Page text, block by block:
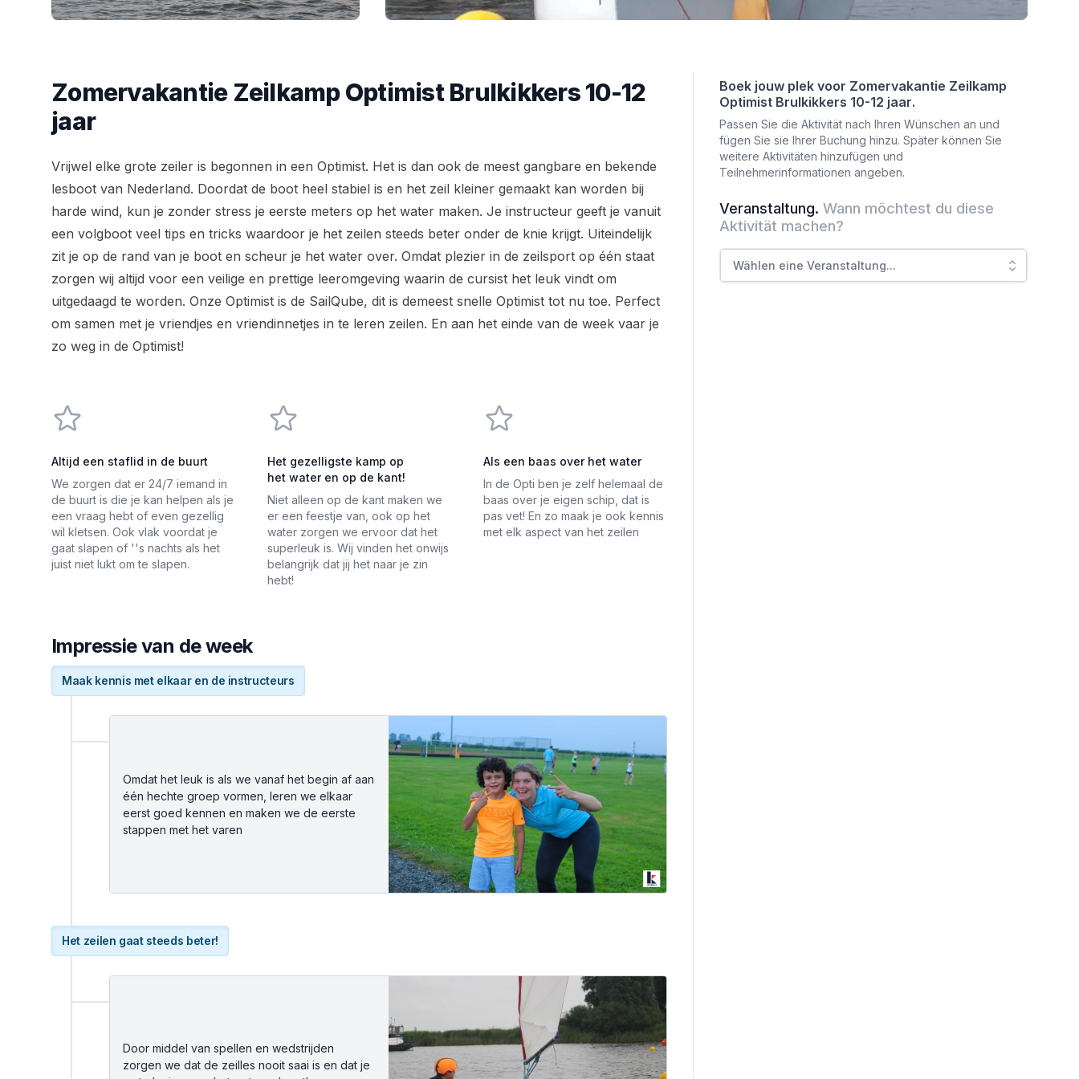
Zomervakantie Zeilkamp Optimist Brulkikkers 10-12
jaar
Boek jouw plek voor Zomervakantie Zeilkamp
Optimist Brulkikkers 10-12 jaar.
Passen Sie die Aktivität nach Ihren Wünschen an und
fügen Sie sie Ihrer Buchung hinzu. Später können Sie
weitere Aktivitäten hinzufügen und
Teilnehmerinformationen angeben.
Veranstaltung. Wann möchtest du diese
Aktivität machen?
Wählen eine Veranstaltung...
Vrijwel elke grote zeiler is begonnen in een Optimist. Het is dan ook de meest gangbare en bekende
lesboot van Nederland. Doordat de boot heel stabiel is en het zeil kleiner gemaakt kan worden bij
harde wind, kun je zonder stress je eerste meters op het water maken. Je instructeur geeft je vanuit
een volgboot veel tips en tricks waardoor je het zeilen steeds beter onder de knie krijgt. Uiteindelijk
zit je op de rand van je boot en scheur je het water over. Omdat plezier in de zeilsport op één staat
zorgen wij altijd voor een veilige en prettige leeromgeving waarin de cursist het leuk vindt om
uitgedaagd te worden. Onze Optimist is de SailQube, dit is demeest snelle Optimist tot nu toe. Perfect
om samen met je vriendjes en vriendinnetjes in te leren zeilen. En aan het einde van de week vaar je
zo weg in de Optimist!
Altijd een staflid in de buurt
We zorgen dat er 24/7 iemand in
de buurt is die je kan helpen als je
een vraag hebt of even gezellig
wil kletsen. Ook vlak voordat je
gaat slapen of ''s nachts als het
juist niet lukt om te slapen.
Het gezelligste kamp op
het water en op de kant!
Niet alleen op de kant maken we
er een feestje van, ook op het
water zorgen we ervoor dat het
superleuk is. Wij vinden het onwijs
belangrijk dat jij het naar je zin
hebt!
Als een baas over het water
In de Opti ben je zelf helemaal de
baas over je eigen schip, dat is
pas vet! En zo maak je ook kennis
met elk aspect van het zeilen
Impressie van de week
Maak kennis met elkaar en de instructeurs
Omdat het leuk is als we vanaf het begin af aan
één hechte groep vormen, leren we elkaar
eerst goed kennen en maken we de eerste
stappen met het varen
Het zeilen gaat steeds beter!
Door middel van spellen en wedstrijden
zorgen we dat de zeilles nooit saai is en dat je